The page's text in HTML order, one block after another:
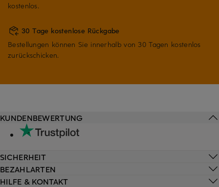
kostenlos.
30 Tage kostenlose Rückgabe
Bestellungen können Sie innerhalb von 30 Tagen kostenlos
zurückschicken.
HILFE & KONTAKT
KUNDENBEWERTUNG
SICHERHEIT
BEZAHLARTEN